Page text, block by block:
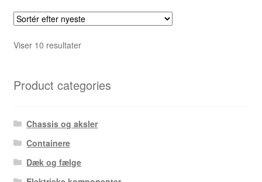
Viser 10 resultaterSorteret
Product categories
Chassis og aksler
Containere
Dæk og fælge